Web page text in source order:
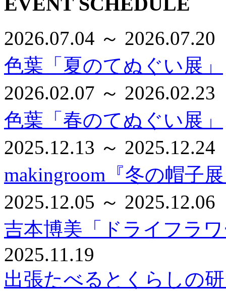
2026.07.04 ～ 2026.07.20
色葉「夏のてぬぐい展」
2026.02.07 ～ 2026.02.23
色葉「春のてぬぐい展」
2025.12.13 ～ 2025.12.24
makingroom『冬の帽子
2025.12.05 ～ 2025.12.06
吉本博美「ドライフラ
2025.11.19
出張たべるとくらしの